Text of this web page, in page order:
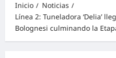
Inicio
Noticias
Línea 2: Tuneladora ‘Delia’
Bolognesi culminando la